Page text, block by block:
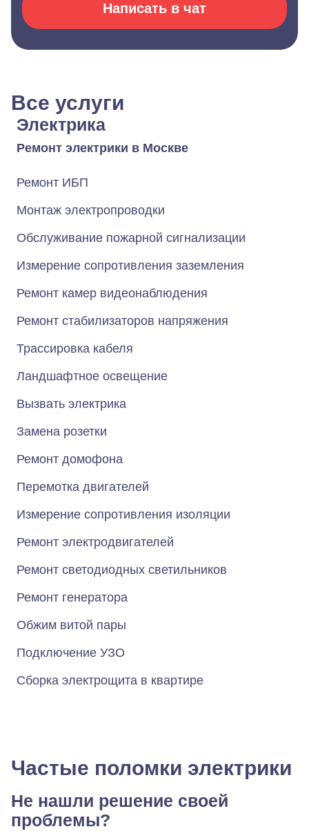
Написать в чат
Все услуги
Электрика
Ремонт электрики в Москве
Ремонт ИБП
Монтаж электропроводки
Обслуживание пожарной сигнализации
Измерение сопротивления заземления
Ремонт камер видеонаблюдения
Ремонт стабилизаторов напряжения
Трассировка кабеля
Ландшафтное освещение
Вызвать электрика
Замена розетки
Ремонт домофона
Перемотка двигателей
Измерение сопротивления изоляции
Ремонт электродвигателей
Ремонт светодиодных светильников
Ремонт генератора
Обжим витой пары
Подключение УЗО
Сборка электрощита в квартире
Частые поломки электрики
Не нашли решение своей
проблемы?